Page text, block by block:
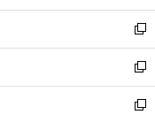
開
く
ウ
で
開
く
ン
ド
ウ
で
開
く
ウ
ィ
ン
ド
ウ
で
新
し
い
ウ
ィ
新
し
い
新